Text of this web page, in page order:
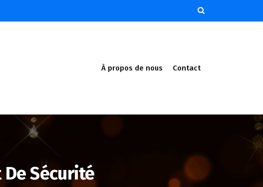
À propos de nous Contact
Sécurité